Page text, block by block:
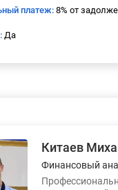
платеж: 8% от
Да
Китаев
Финансовый